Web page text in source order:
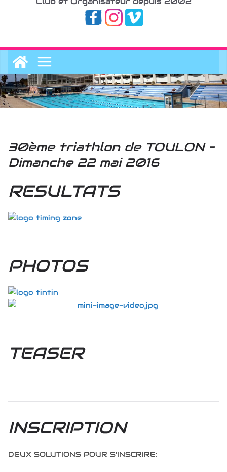
30ème triathlon de TOULON –
Dimanche 22 mai 2016
RESULTATS
PHOTOS
TEASER
INSCRIPTION
DEUX SOLUTIONS POUR S’INSCRIRE: